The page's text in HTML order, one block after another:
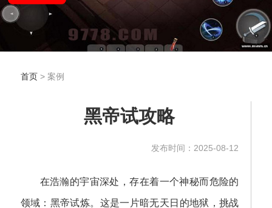
首页> 案例
黑帝试攻略
发布时间：2025-08-12
在浩瀚的宇宙深处，存在着一个神秘而危险的
领域：黑帝试炼。这是一片暗无天日的地狱，挑战